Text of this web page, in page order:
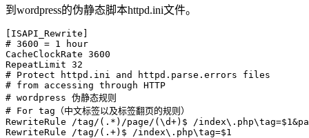
到wordpress的伪静态脚本httpd.ini文件。
[ISAPI_Rewrite]
# 3600 = 1 hour
CacheClockRate 3600
RepeatLimit 32
# Protect httpd.ini and httpd.parse.errors files
# from accessing through HTTP
# wordpress 伪静态规则
# For tag（中文标签以及标签翻页的规则）
RewriteRule /tag/(.*)/page/(\d+)$ /
RewriteRule /tag/(.+)$ /index\.php\tag=$1